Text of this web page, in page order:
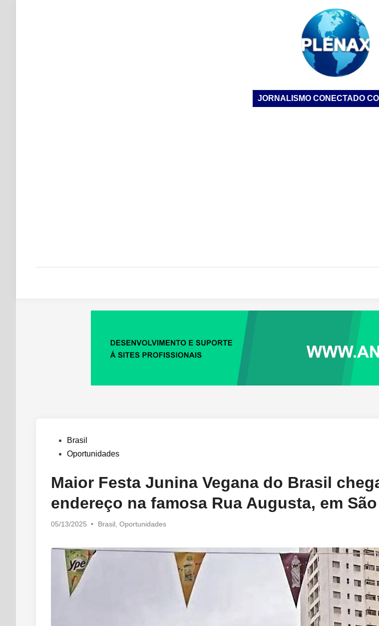
JORNALISMO CONECTADO
PostedBrasil
Oportunidades
Maior Festa Junina Vegana do Brasil
endereço na famosa Rua Augusta, em
05/13/2025 •
Posted
Brasil Oportunidades